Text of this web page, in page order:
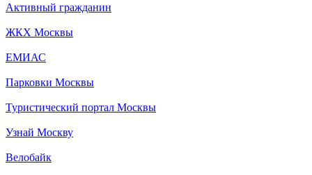
Активный гражданин
ЖКХ Москвы
ЕМИАС
Парковки Москвы
Туристический портал Москвы
Узнай Москву
Велобайк